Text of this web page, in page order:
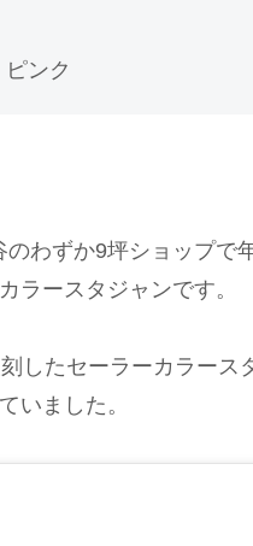
ンク
わずか9坪ショップで
ラースタジャンです。
したセーラーカラース
いました。